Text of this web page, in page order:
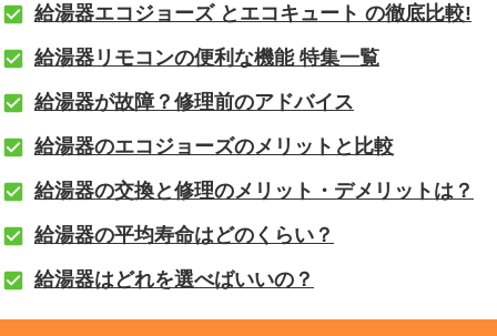
給湯器エコジョーズ とエコキュート の徹底比較!
給湯器リモコンの便利な機能 特集一覧
給湯器が故障？修理前のアドバイス
給湯器のエコジョーズのメリットと比較
給湯器の交換と修理のメリット・デメリットは？
給湯器の平均寿命はどのくらい？
給湯器はどれを選べばいいの？